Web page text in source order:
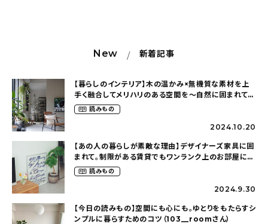
New 新着記事
【暮らしのインテリア】木の温かみ×無機質な素材を上
手く融合してメリハリのある空間を〜自然に囲まれて暮
らす（ki_no_ieさん）
読みもの
2024.10.20
【あの人の暮らしが素敵な理由】デザイナーズ家具に囲
まれて。制限がある賃貸でもワンランク上のお部屋に〜
狭くても好きな暮らしのこと（_____chika708さん）
読みもの
2024.9.30
【今日の読みもの】空間にも心にも。ゆとりをもたらすシ
ンプルに暮らすためのコツ（103__roomさん）